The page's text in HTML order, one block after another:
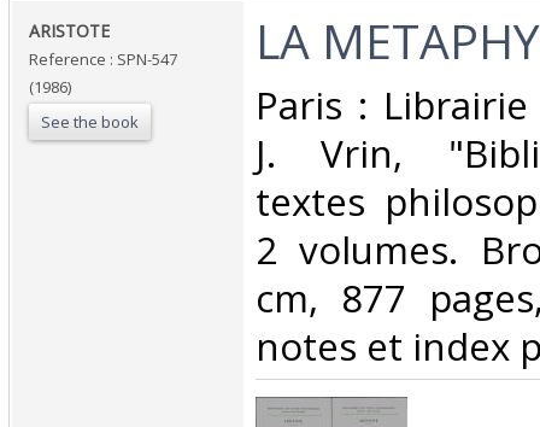
‎ARISTOTE‎
Reference : SPN-547
(1986)
See the book
‎LA
‎Paris :
J. Vrin,
textes
2 volumes.
cm, 877
notes et index